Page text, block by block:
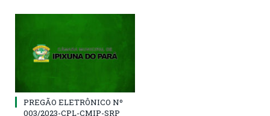
PREGÃO ELETRÔNICO Nº
003/2023-CPL-CMIP-SRP